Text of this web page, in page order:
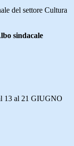
del settore Cultura
sindacale
13 al 21 GIUGNO